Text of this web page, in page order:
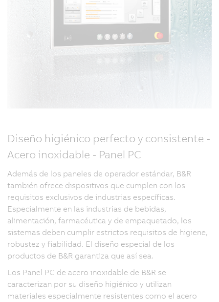
Diseño higiénico perfecto y consistente -
Acero inoxidable - Panel PC
Además de los paneles de operador estándar, B&R
también ofrece dispositivos que cumplen con los
requisitos exclusivos de industrias específicas.
Especialmente en las industrias de bebidas,
alimentación, farmacéutica y de empaquetado, los
sistemas deben cumplir estrictos requisitos de higiene,
robustez y fiabilidad. El diseño especial de los
productos de B&R garantiza que así sea.
Los Panel PC de acero inoxidable de B&R se
caracterizan por su diseño higiénico y utilizan
materiales especialmente resistentes como el acero